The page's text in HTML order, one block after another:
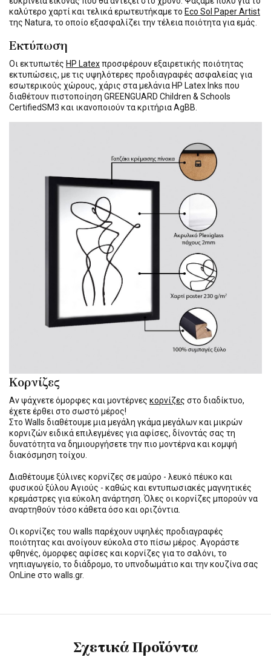
καλύτερο χαρτί και τελικά ερωτευτήκαμε το Eco Sol Paper Artist
της Natura, το οποίο εξασφαλίζει την τέλεια ποιότητα για εμάς.
Εκτύπωση
Οι εκτυπωτές HP Latexπροσφέρουν εξαιρετικής ποιότητας
εκτυπώσεις, με τις υψηλότερες προδιαγραφές ασφαλείας για
εσωτερικούς χώρους, χάρις στα μελάνια HP Latex Inks που
διαθέτουν πιστοποίηση GREENGUARD Children & Schools
CertifiedSM3 και ικανοποιούν τα κριτήρια AgBB.
Κορνίζες
Αν ψάχνετε όμορφες και μοντέρνες κορνίζες στο διαδίκτυο,
έχετε έρθει στο σωστό μέρος!
Στο Walls διαθέτουμε μια μεγάλη γκάμα μεγάλων και μικρών
κορνιζών ειδικά επιλεγμένες για αφίσες, δίνοντάς σας τη
δυνατότητα να δημιουργήσετε την πιο μοντέρνα και κομψή
διακόσμηση τοίχου.
Διαθέτουμε ξύλινες κορνίζες σε μαύρο - λευκό πέυκο και
φυσικού ξύλου Αγιούς - καθώς και εντυπωσιακές μαγνητικές
κρεμάστρες για εύκολη ανάρτηση. Όλες οι κορνίζες μπορούν να
αναρτηθούν τόσο κάθετα όσο και οριζόντια.
Οι κορνίζες του walls παρέχουν υψηλές προδιαγραφές
ποιότητας και ανοίγουν εύκολα στο πίσω μέρος. Αγοράστε
φθηνές, όμορφες αφίσες και κορνίζες για το σαλόνι, το
νηπιαγωγείο, το διάδρομο, το υπνοδωμάτιο και την κουζίνα σας
OnLine στο walls.gr.
Σχετικά Προϊόντα